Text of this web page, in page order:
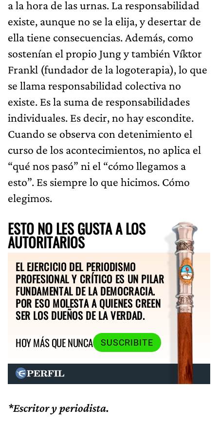
a la hora de las urnas. La responsabilidad
existe, aunque no se la elija, y desertar de
ella tiene consecuencias. Además, como
sostenían el propio Jung y también Víktor
Frankl (fundador de la logoterapia), lo que
se llama responsabilidad colectiva no
existe. Es la suma de responsabilidades
individuales. Es decir, no hay escondite.
Cuando se observa con detenimiento el
curso de los acontecimientos, no aplica el
“qué nos pasó” ni el “cómo llegamos a
esto”. Es siempre lo que hicimos. Cómo
elegimos.
ESTO NO LES GUSTA A LOS
AUTORITARIOS
EL EJERCICIO DEL PERIODISMO
PROFESIONAL Y CRÍTICO ES UN PILAR
FUNDAMENTAL DE LA DEMOCRACIA.
POR ESO MOLESTA A QUIENES CREEN
SER LOS DUEÑOS DE LA VERDAD.
HOY MÁS QUE NUNCA
SUSCRIBITE
*Escritor y periodista.